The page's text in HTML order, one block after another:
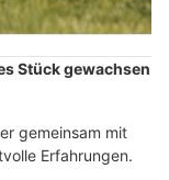
Stück gewachsen
gemeinsam mit
Erfahrungen.